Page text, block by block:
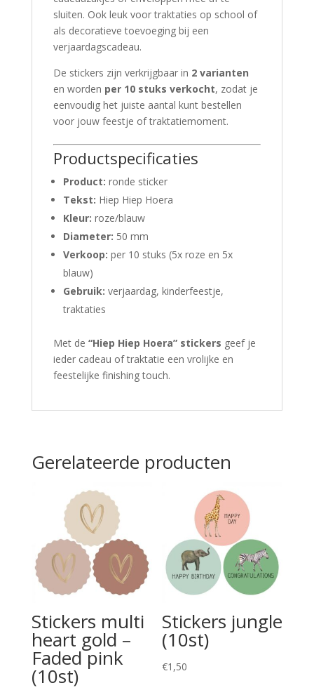
sluiten. Ook leuk voor traktaties op school of
als decoratieve toevoeging bij een
verjaardagscadeau.
De stickers zijn verkrijgbaar in 2 varianten
en worden per 10 stuks verkocht, zodat je
eenvoudig het juiste aantal kunt bestellen
voor jouw feestje of traktatiemoment.
Productspecificaties
Product: ronde sticker
Tekst: Hiep Hiep Hoera
Kleur: roze/blauw
Diameter: 50 mm
Verkoop: per 10 stuks (5x roze en 5x
blauw)
Gebruik: verjaardag, kinderfeestje,
traktaties
Met de “Hiep Hiep Hoera” stickers geef je
ieder cadeau of traktatie een vrolijke en
feestelijke finishing touch.
Gerelateerde producten
Stickers multi
heart gold –
Faded pink
(10st)
Stickers jungle
(10st)
€1,50